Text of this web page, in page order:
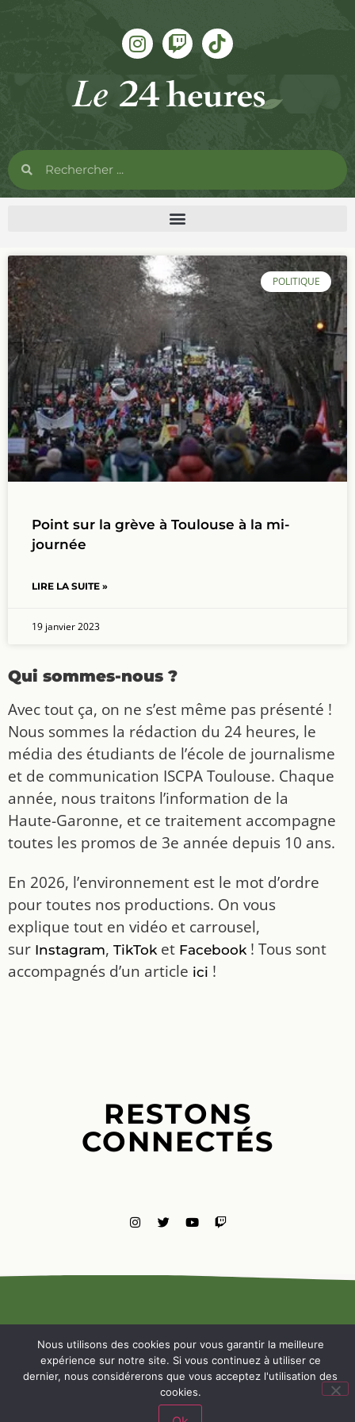
POLITIQUE
Point sur la grève à Toulouse à la mi-
journée
LIRE LA SUITE »
19 janvier 2023
Qui sommes-nous ?
Avec tout ça, on ne s’est même pas présenté !
Nous sommes la rédaction du 24 heures, le
média des étudiants de l’école de journalisme
et de communication ISCPA Toulouse. Chaque
année, nous traitons l’information de la
Haute-Garonne, et ce traitement accompagne
toutes les promos de 3e année depuis 10 ans.
En 2026, l’environnement est le mot d’ordre
pour toutes nos productions. On vous
explique tout en vidéo et carrousel,
sur Instagram, TikToket Facebook! Tous sont
accompagnés d’un article ici !
RESTONS
CONNECTÉS
MENTIONS
LÉGALES
NOUS
Nous utilisons des cookies pour vous garantir la meilleure
expérience sur notre site. Si vous continuez à utiliser ce
dernier, nous considérerons que vous acceptez l'utilisation des
cookies.